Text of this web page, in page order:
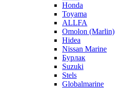
Honda
Toyama
ALLFA
Omolon (Marlin)
Hidea
Nissan Marine
Бурлак
Suzuki
Stels
Globalmarine